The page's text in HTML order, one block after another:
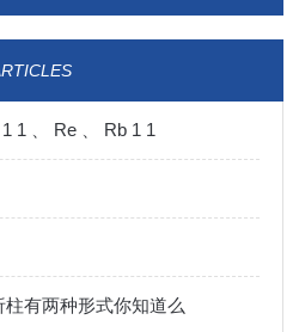
1 、 Re 、 Rb 1 1
有两种形式你知道么